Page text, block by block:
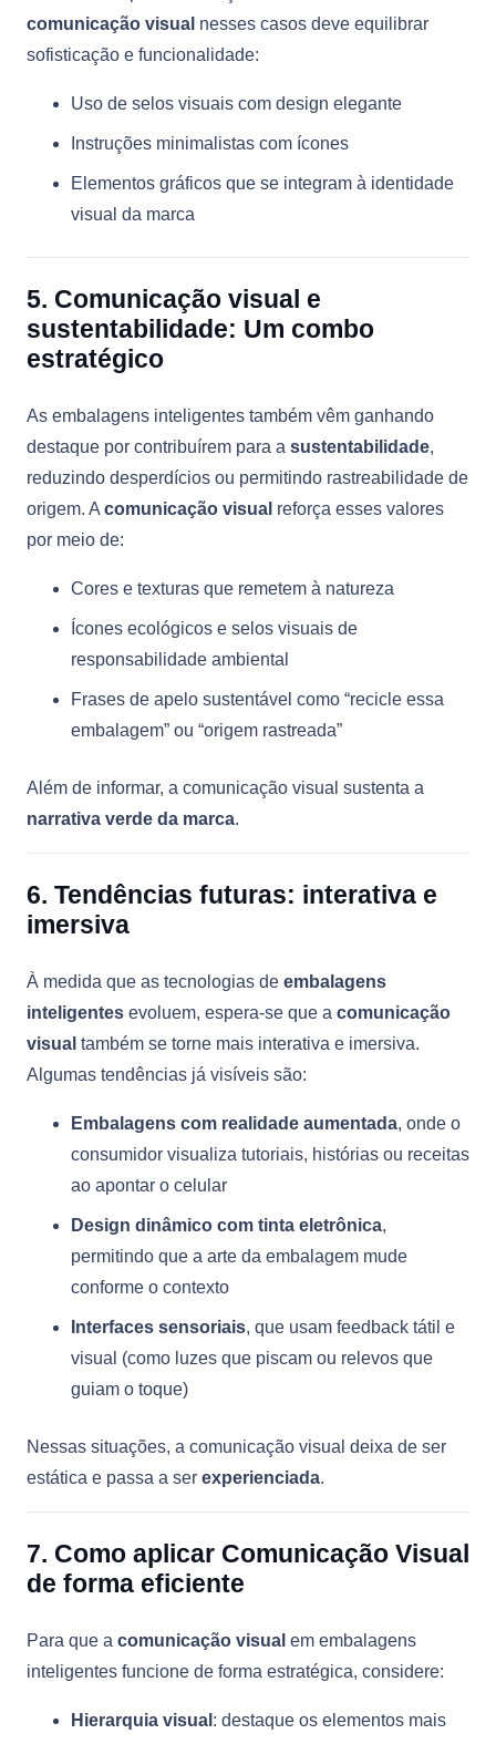
comunicação visual nesses casos deve equilibrar
sofisticação e funcionalidade:
Uso de selos visuais com design elegante
Instruções minimalistas com ícones
Elementos gráficos que se integram à identidade
visual da marca
5. Comunicação visual e
sustentabilidade: Um combo
estratégico
As embalagens inteligentes também vêm ganhando
destaque por contribuírem para a sustentabilidade,
reduzindo desperdícios ou permitindo rastreabilidade de
origem. A comunicação visual reforça esses valores
por meio de:
Cores e texturas que remetem à natureza
Ícones ecológicos e selos visuais de
responsabilidade ambiental
Frases de apelo sustentável como “recicle essa
embalagem” ou “origem rastreada”
Além de informar, a comunicação visual sustenta a
narrativa verde da marca.
6. Tendências futuras: interativa e
imersiva
À medida que as tecnologias de embalagens
inteligentes evoluem, espera-se que a comunicação
visual também se torne mais interativa e imersiva.
Algumas tendências já visíveis são:
Embalagens com realidade aumentada, onde o
consumidor visualiza tutoriais, histórias ou receitas
ao apontar o celular
Design dinâmico com tinta eletrônica,
permitindo que a arte da embalagem mude
conforme o contexto
Interfaces sensoriais, que usam feedback tátil e
visual (como luzes que piscam ou relevos que
guiam o toque)
Nessas situações, a comunicação visual deixa de ser
estática e passa a ser experienciada.
7. Como aplicar Comunicação Visual
de forma eficiente
Para que a comunicação visual em embalagens
inteligentes funcione de forma estratégica, considere:
Hierarquia visual : destaque os elementos mais